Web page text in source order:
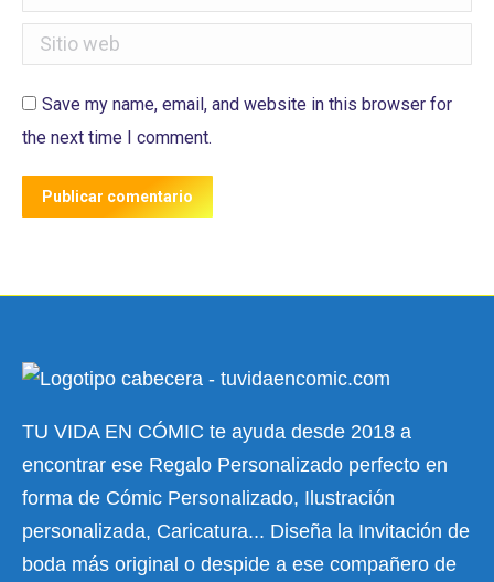
Sitio web
Save my name, email, and website in this browser for
the next time I comment.
Publicar comentario
TU VIDA EN CÓMIC te ayuda desde 2018 a
encontrar ese Regalo Personalizado perfecto en
forma de Cómic Personalizado, Ilustración
personalizada, Caricatura... Diseña la Invitación de
boda más original o despide a ese compañero de